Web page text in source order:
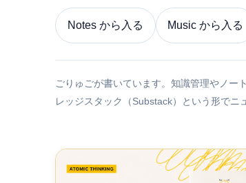
Notes から入る Music から入る
ごりゅごが書いています。知識管理やノー
レッジスタック（Substack）という形でニ